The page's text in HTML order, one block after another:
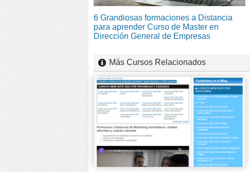
6 Grandiosas formaciones a Distancia
para aprender Curso de Master en
Dirección General de Empresas
Más Cursos Relacionados